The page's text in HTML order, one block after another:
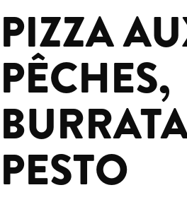
PIZZA
PÊCHES,
PESTO